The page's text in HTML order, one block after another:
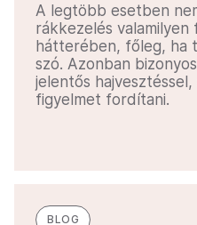
A legtöbb esetben
rákkezelés valamilyen
hátterében, főleg, ha
szó. Azonban
jelentős
figyelmet fordítani.
BLOG